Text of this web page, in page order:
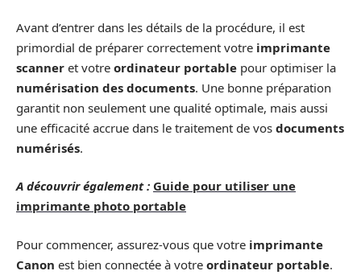
Avant d’entrer dans les détails de la procédure, il est
primordial de préparer correctement votre imprimante
scanner et votre ordinateur portable pour optimiser la
numérisation des documents. Une bonne préparation
garantit non seulement une qualité optimale, mais aussi
une efficacité accrue dans le traitement de vos documents
numérisés.
A découvrir également : Guide pour utiliser une
imprimante photo portable
Pour commencer, assurez-vous que votre imprimante
Canon est bien connectée à votre ordinateur portable.